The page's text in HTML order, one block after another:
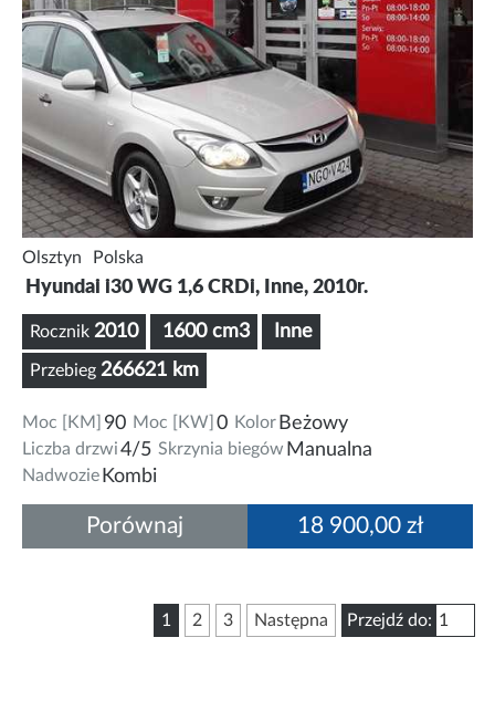
Olsztyn Polska
Hyundai i30 WG 1,6 CRDi, Inne, 2010r.
Rocznik 2010 1600 cm3 Inne
Przebieg 266621 km
Moc [KM] 90 Moc [KW] 0 Kolor Beżowy
Liczba drzwi4/5 Skrzynia biegów Manualna
Nadwozie Kombi
18 900,00 zł
Porównaj
1 2 3 Następna Przejdź do: